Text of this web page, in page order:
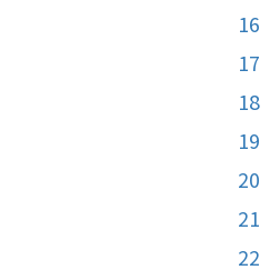
16
17
18
19
20
21
22